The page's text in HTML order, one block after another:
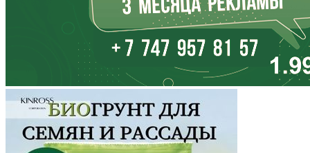
Калужская область
Камчатский край
Карачаево-Черкесия
Карелия
Кемеровская область